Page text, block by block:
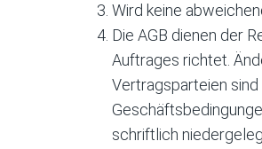
Wird keine
Die AGB dienen der
Auftrages richtet.
Vertragsparteien
schriftlich